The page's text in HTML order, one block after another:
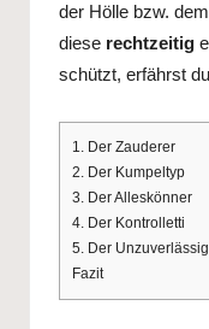
der Hölle bzw.
diese rechtzeitig
schützt, erfährst
1. Der Zauderer
2. Der Kumpeltyp
3. Der Alleskönner
4. Der Kontrolletti
5. Der
Fazit